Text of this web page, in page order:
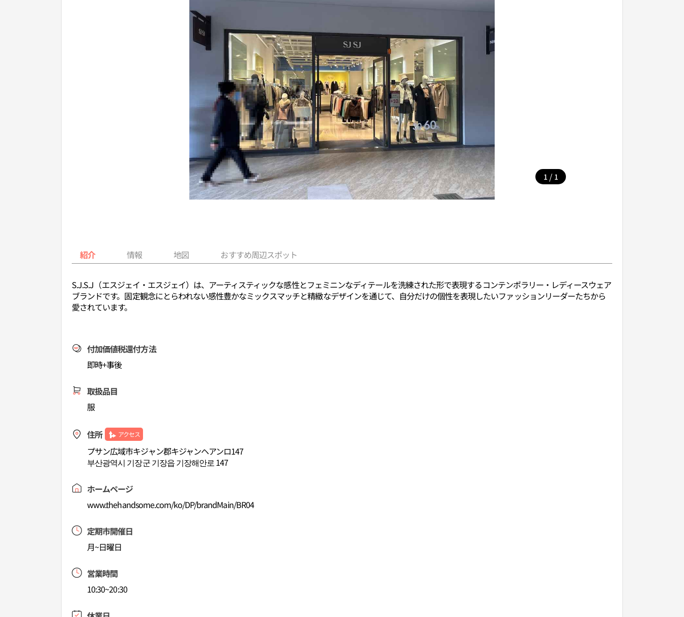
1 / 1
紹介 情報 地図 おすすめ周辺スポット
S.J.S.J（エスジェイ・エスジェイ）は、アーティスティックな感性とフェミニンなディテールを洗練された形で表現するコンテンポラリー・レディースウェア
ブランドです。固定観念にとらわれない感性豊かなミックスマッチと精緻なデザインを通じて、自分だけの個性を表現したいファッションリーダーたちから
愛されています。
付加価値税還付方法
即時+事後
取扱品目
服
住所 アクセス
プサン広域市キジャン郡キジャンヘアンロ147
부산광역시 기장군 기장읍 기장해안로 147
ホームページ
www.thehandsome.com/ko/DP/brandMain/BR04
定期市開催日
月~日曜日
営業時間
10:30~20:30